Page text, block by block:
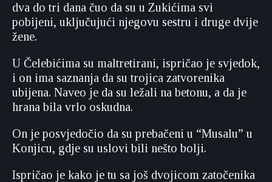
dva do tri dana čuo da su u Zukićima svi
pobijeni, uključujući njegovu sestru i druge dvije
žene.
U Čelebićima su maltretirani, ispričao je svjedok,
i on ima saznanja da su trojica zatvorenika
ubijena. Naveo je da su ležali na betonu, a da je
hrana bila vrlo oskudna.
On je posvjedočio da su prebačeni u “Musalu” u
Konjicu, gdje su uslovi bili nešto bolji.
Ispričao je kako je tu sa još dvojicom zatočenika